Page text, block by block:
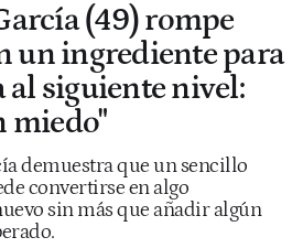
(49) rompe
un ingrediente para
al siguiente nivel:
miedo"
demuestra que un sencillo
convertirse en algo
sin más que añadir algún